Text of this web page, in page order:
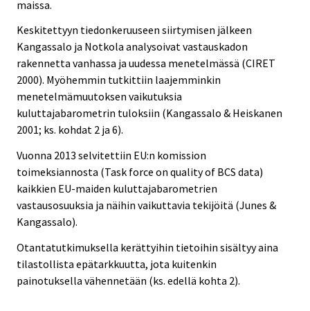
maissa.
Keskitettyyn tiedonkeruuseen siirtymisen jälkeen
Kangassalo ja Notkola analysoivat vastauskadon
rakennetta vanhassa ja uudessa menetelmässä (CIRET
2000). Myöhemmin tutkittiin laajemminkin
menetelmämuutoksen vaikutuksia
kuluttajabarometrin tuloksiin (Kangassalo & Heiskanen
2001; ks. kohdat 2 ja 6).
Vuonna 2013 selvitettiin EU:n komission
toimeksiannosta (Task force on quality of BCS data)
kaikkien EU-maiden kuluttajabarometrien
vastausosuuksia ja näihin vaikuttavia tekijöitä (Junes &
Kangassalo).
Otantatutkimuksella kerättyihin tietoihin sisältyy aina
tilastollista epätarkkuutta, jota kuitenkin
painotuksella vähennetään (ks. edellä kohta 2).